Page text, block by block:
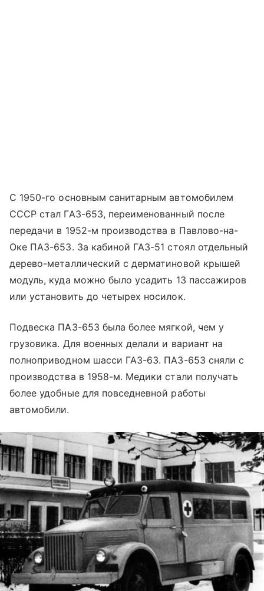
С 1950-го основным санитарным автомобилем
СССР стал ГАЗ-653, переименованный после
передачи в 1952-м производства в Павлово-на-
Оке ПАЗ-653. За кабиной ГАЗ-51 стоял отдельный
дерево-металлический с дерматиновой крышей
модуль, куда можно было усадить 13 пассажиров
или установить до четырех носилок.
Подвеска ПАЗ-653 была более мягкой, чем у
грузовика. Для военных делали и вариант на
полноприводном шасси ГАЗ-63. ПАЗ-653 сняли с
производства в 1958-м. Медики стали получать
более удобные для повседневной работы
автомобили.